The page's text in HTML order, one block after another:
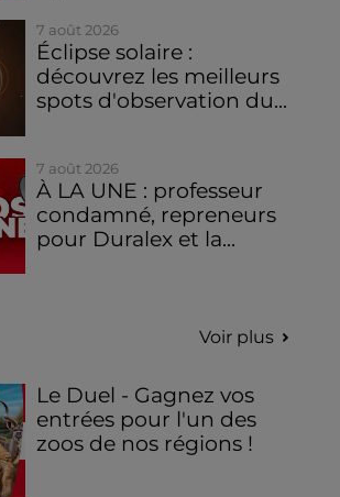
7 août 2026
Éclipse solaire :
découvrez les meilleurs
spots d'observation du...
7 août 2026
À LA UNE : professeur
condamné, repreneurs
pour Duralex et la...
Voir plus
Le Duel - Gagnez vos
entrées pour l'un des
zoos de nos régions !